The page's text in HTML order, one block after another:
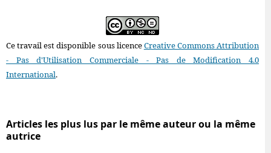
Ce travail est disponible sous licenceCreative Commons Attribution
- Pas d'Utilisation Commerciale - Pas de Modification 4.0
International.
Articles les plus lus par le même auteur ou la même
autrice